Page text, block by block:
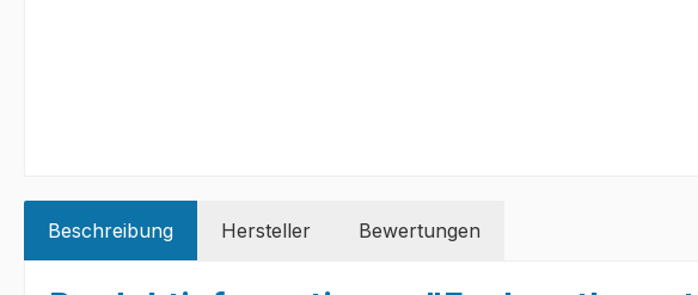
Beschreibung Hersteller Bewertungen